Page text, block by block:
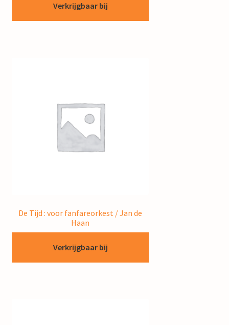
Verkrijgbaar bij
De Tijd : voor fanfareorkest / Jan de
Haan
Verkrijgbaar bij